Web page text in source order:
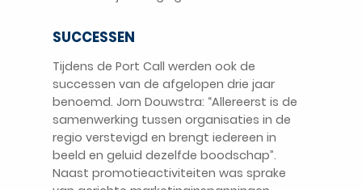
SUCCESSEN
Tijdens de Port Call werden ook de
successen van de afgelopen drie jaar
benoemd. Jorn Douwstra: “Allereerst is de
samenwerking tussen organisaties in de
regio verstevigd en brengt iedereen in
beeld en geluid dezelfde boodschap”.
Naast promotieactiviteiten was sprake